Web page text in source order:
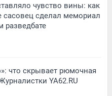
чувство вины: как
сделал мемориал
разведбате
что скрывает рюмочная
YA62.RU